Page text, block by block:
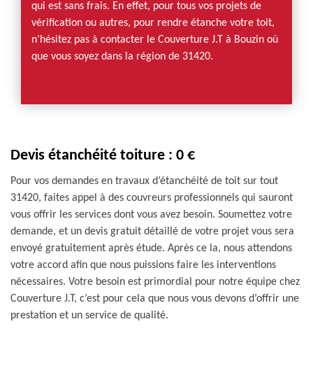
qui est sans frais. En effet, pour tous vos projets de
vérification ou autres, pour rendre étanche votre toit,
n’hésitez pas à contacter le Couverture J.T à Bouzin où
que vous soyez dans la région de 31420.
Devis étanchéité toiture : 0 €
Pour vos demandes en travaux d’étanchéité de toit sur tout
31420, faites appel à des couvreurs professionnels qui sauront
vous offrir les services dont vous avez besoin. Soumettez votre
demande, et un devis gratuit détaillé de votre projet vous sera
envoyé gratuitement après étude. Après ce la, nous attendons
votre accord afin que nous puissions faire les interventions
nécessaires. Votre besoin est primordial pour notre équipe chez
Couverture J.T, c’est pour cela que nous vous devons d’offrir une
prestation et un service de qualité.